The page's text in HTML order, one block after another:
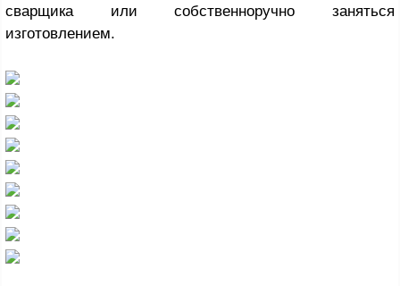
сварщика или собственноручно заняться
изготовлением.